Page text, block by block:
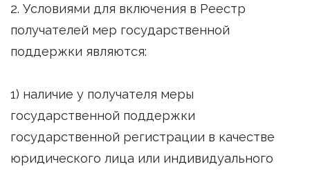
2. Условиями для включения в Реестр
получателей мер государственной
поддержки являются:
1) наличие у получателя меры
государственной поддержки
государственной регистрации в качестве
юридического лица или индивидуального